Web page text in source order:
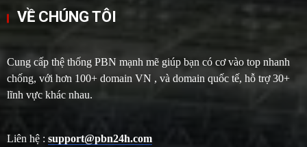
VỀ CHÚNG TÔI
Cung cấp thệ thống PBN mạnh mẽ giúp bạn có cơ vào top nhanh
chống, với hơn 100+ domain VN , và domain quốc tế, hỗ trợ 30+
lĩnh vực khác nhau.
Liên hệ : support@pbn24h.com